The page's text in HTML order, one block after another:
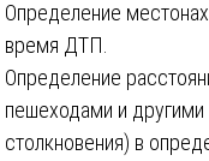
Определение
время ДТП.
Определение
пешеходами и
столкновения) в